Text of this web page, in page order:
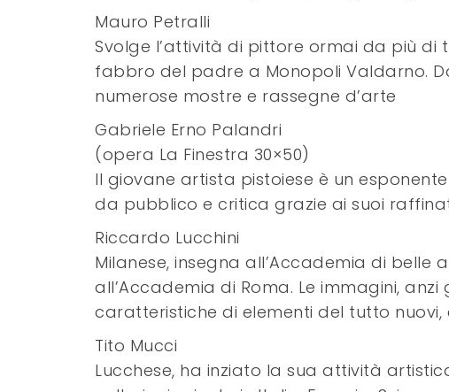
Mauro Petralli
Svolge l’attività di pittore ormai da più di
fabbro del padre a Monopoli Valdarno.
numerose mostre e rassegne d’arte
Gabriele Erno Palandri
(opera La Finestra 30×50)
Il giovane artista pistoiese è un
da pubblico e critica grazie ai suoi
Riccardo Lucchini
Milanese, insegna all’Accademia di
all’Accademia di Roma. Le immagini,
caratteristiche di elementi del tutto nuovi,
Tito Mucci
Lucchese, ha inziato la sua attività